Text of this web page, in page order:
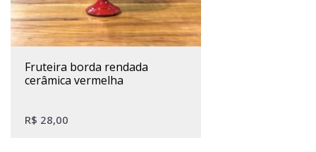
fruteira borda rendada
cerâmica vermelha
R$ 28,00